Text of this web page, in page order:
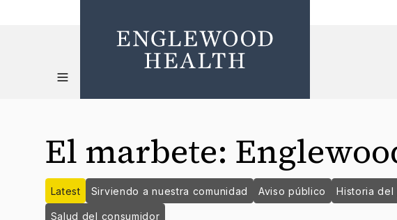
El marbete:
Latest Sirviendo a nuestra comunidad Aviso público Historia del
Salud del consumidor